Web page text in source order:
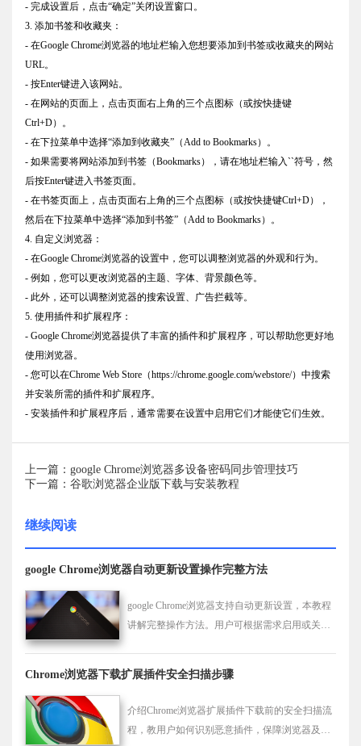
- 完成设置后，点击“确定”关闭设置窗口。
3. 添加书签和收藏夹：
- 在Google Chrome浏览器的地址栏输入您想要添加到书签或收藏夹的网站
URL。
- 按Enter键进入该网站。
- 在网站的页面上，点击页面右上角的三个点图标（或按快捷键
Ctrl+D）。
- 在下拉菜单中选择“添加到收藏夹”（Add to Bookmarks）。
- 如果需要将网站添加到书签（Bookmarks），请在地址栏输入``符号，然
后按Enter键进入书签页面。
- 在书签页面上，点击页面右上角的三个点图标（或按快捷键Ctrl+D），
然后在下拉菜单中选择“添加到书签”（Add to Bookmarks）。
4. 自定义浏览器：
- 在Google Chrome浏览器的设置中，您可以调整浏览器的外观和行为。
- 例如，您可以更改浏览器的主题、字体、背景颜色等。
- 此外，还可以调整浏览器的搜索设置、广告拦截等。
5. 使用插件和扩展程序：
- Google Chrome浏览器提供了丰富的插件和扩展程序，可以帮助您更好地
使用浏览器。
- 您可以在Chrome Web Store（https://chrome.google.com/webstore/）中搜索
并安装所需的插件和扩展程序。
- 安装插件和扩展程序后，通常需要在设置中启用它们才能使它们生效。
上一篇：google Chrome浏览器多设备密码同步管理技巧
下一篇：谷歌浏览器企业版下载与安装教程
继续阅读
google Chrome浏览器自动更新设置操作完整方法
google Chrome浏览器支持自动更新设置，本教程
讲解完整操作方法。用户可根据需求启用或关闭
Chrome浏览器下载扩展插件安全扫描步骤
介绍Chrome浏览器扩展插件下载前的安全扫描流
程，教用户如何识别恶意插件，保障浏览器及数